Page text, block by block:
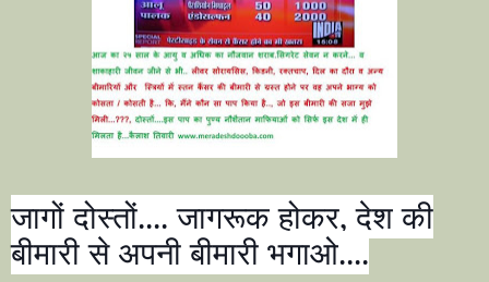
जागों दोस्तों.... जागरूक होकर,देश की
बीमारी से अपनी बीमारी भगाओ....